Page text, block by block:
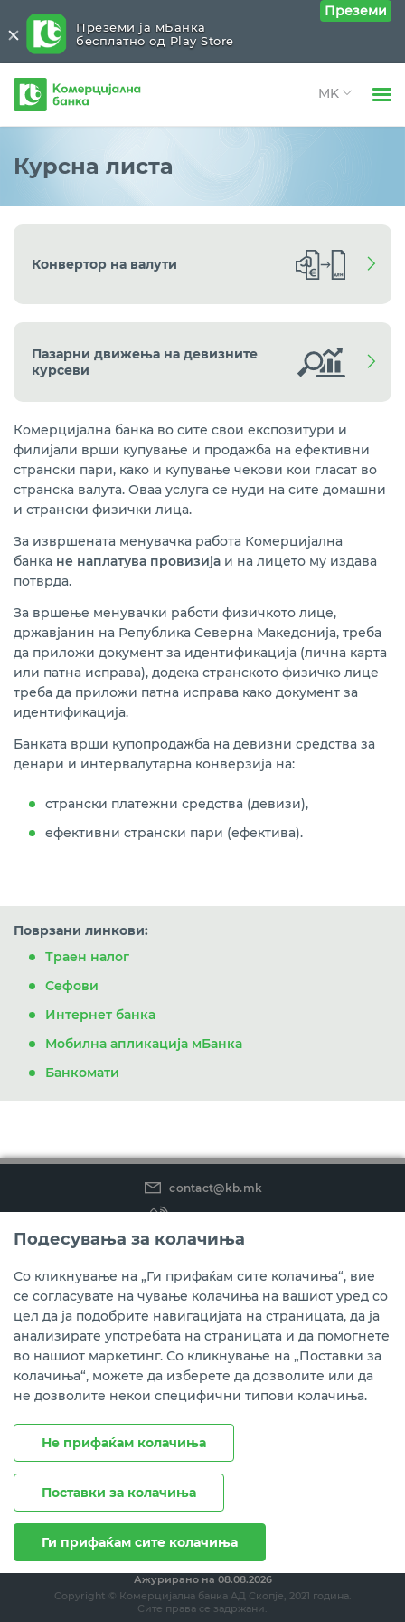
Open
За нас
Open
Блог
Close submenu (Останато)
Траен налог
Курсна листа
Продажба на златници
Осигурување
Western Union трансфер на пари
Стандардни табели со податоци за кредити и
депозити
Помош и поддршка
Комерцијална
банка
Курсна листа
Конвертор на валути
Пазарни движења на девизните
курсеви
Комерцијална банка во сите свои експозитури и
филијали врши купување и продажба на ефективни
странски пари, како и купување чекови кои гласат во
странска валута. Оваа услуга се нуди на сите домашни
и странски физички лица.
За извршената менувачка работа Комерцијална
банка не наплатува провизија и на лицето му издава
потврда.
За вршење менувачки работи физичкото лице,
државјанин на Република Северна Македонија, треба
да приложи документ за идентификација (лична карта
или патна исправа), додека странското физичко лице
треба да приложи патна исправа како документ за
идентификација.
Банката врши купопродажба на девизни средства за
денари и интервалутарна конверзија на:
странски платежни средства (девизи),
ефективни странски пари (ефектива).
Поврзани линкови:
Траен налог
Сефови
Интернет банка
Мобилна апликација мБанка
Банкомати
contact@kb.mk
(02) 3 296 800
Instagram
LinkedIn
Youtube
Преземете ја мобилната апликација мБанка.
Политика за колачиња
Ажурирано на 08.08.2026
Copyright © Комерцијална банка АД Скопје, 2021 година.
Сите права се задржани.
Подесувања за колачиња
Со кликнување на „Ги прифаќам сите колачиња“, вие
се согласувате на чување колачиња на вашиот уред со
цел да ја подобрите навигацијата на страницата, да ја
анализирате употребата на страницата и да помогнете
во нашиот маркетинг. Со кликнување на „Поставки за
колачиња“, можете да изберете да дозволите или да
не дозволите некои специфични типови колачиња.
Не прифаќам колачиња
Поставки за колачиња
Ги прифаќам сите колачиња
Преземи ја мБанка
бесплатно од Play Store
Преземи